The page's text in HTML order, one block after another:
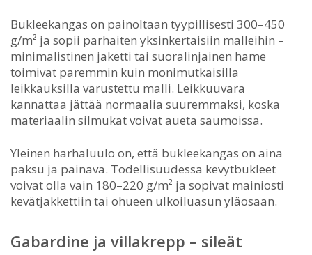
Bukleekangas on painoltaan tyypillisesti 300–450
g/m² ja sopii parhaiten yksinkertaisiin malleihin –
minimalistinen jaketti tai suoralinjainen hame
toimivat paremmin kuin monimutkaisilla
leikkauksilla varustettu malli. Leikkuuvara
kannattaa jättää normaalia suuremmaksi, koska
materiaalin silmukat voivat aueta saumoissa.
Yleinen harhaluulo on, että bukleekangas on aina
paksu ja painava. Todellisuudessa kevytbukleet
voivat olla vain 180–220 g/m² ja sopivat mainiosti
kevätjakkettiin tai ohueen ulkoiluasun yläosaan.
Gabardine ja villakrepp – sileät